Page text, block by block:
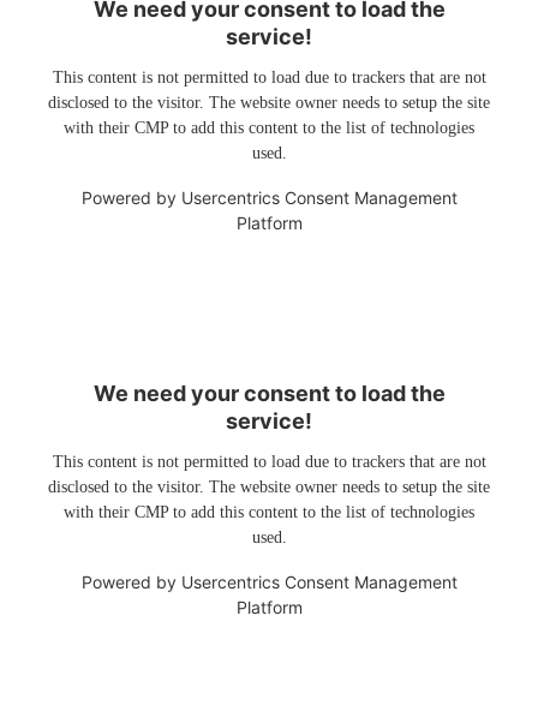
We need your consent to load the
service!
This content is not permitted to load due to trackers that are not
disclosed to the visitor. The website owner needs to setup the site
with their CMP to add this content to the list of technologies
used.
Powered by Usercentrics Consent Management
Platform
We need your consent to load the
service!
This content is not permitted to load due to trackers that are not
disclosed to the visitor. The website owner needs to setup the site
with their CMP to add this content to the list of technologies
used.
Powered by Usercentrics Consent Management
Platform